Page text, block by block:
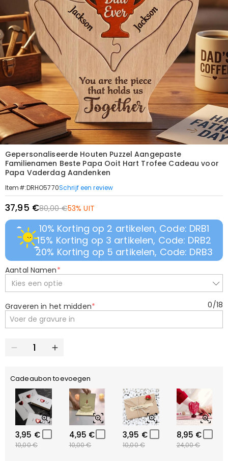
Gepersonaliseerde Houten Puzzel Aangepaste
Familienamen Beste Papa Ooit Hart Trofee Cadeau voor
Papa Vaderdag Aandenken
Item#:DRHO5770Schrijf een review
37,95 €80,00 €53% UIT
10% Korting op 2 artikelen, Code: DRB1
15% Korting op 3 artikelen, Code: DRB2
20% Korting op 5 artikelen, Code: DRB3
Aantal Namen*
Kies een optie
Graveren in het midden* 0/18
Cadeaubon toevoegen
3,95 €
10,00 €
4,95 €
10,00 €
3,95 €
10,00 €
8,95 €
24,00 €